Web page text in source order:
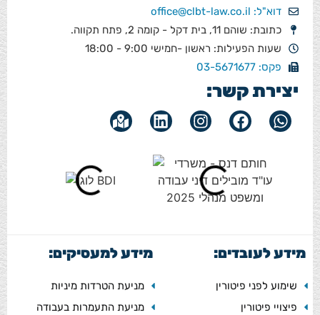
דוא"ל: office@clbt-law.co.il
כתובת: שוהם 11, בית דקל - קומה 2, פתח תקווה.
שעות הפעילות: ראשון -חמישי 9:00 - 18:00
פקס: 03-5671677
יצירת קשר:
מידע לעובדים:
שימוע לפני פיטורין
פיצויי פיטורין
מידע למעסיקים:
מניעת הטרדות מיניות
מניעת התעמרות בעבודה